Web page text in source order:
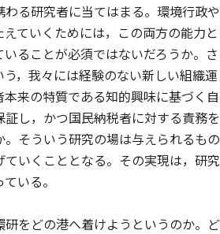
る研究者に当てはまる。環境行政や
ていくためには，この両方の能力と
ることが必須ではないだろうか。さ
，我々には経験のない新しい組織運
来の特質である知的興味に基づく自
し，かつ国民納税者に対する責務を
そういう研究の場は与えられるもの
いくこととなる。その実現は，研究
いる。
をどの港へ着けようというのか。ど